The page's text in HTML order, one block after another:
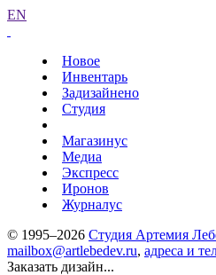
EN
Новое
Инвентарь
Задизайнено
Студия
Магазинус
Медиа
Экспресс
Иронов
Журналус
© 1995–2026 Студия Артемия
mailbox@artlebedev.ru, адреса и
Заказать дизайн...